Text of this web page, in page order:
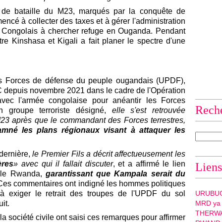
bataille du M23, marqués par la conquête de
à collecter des taxes et à gérer l'administration
à chercher refuge en Ouganda. Pendant
Kinshasa et Kigali a fait planer le spectre d'une
Forces de défense du peuple ougandais (UPDF),
novembre 2021 dans le cadre de l'Opération
l'armée congolaise pour anéantir les Forces
groupe terroriste désigné, elle s'est retrouvée
après que le commandant des Forces terrestres,
les plans régionaux visant à attaquer les
le Premier Fils a décrit affectueusement les
» avec qui il fallait discuter, et a affirmé le lien
Rwanda, garantissant que Kampala serait du
commentaires ont indigné les hommes politiques
exiger le retrait des troupes de l'UPDF du sol
société civile ont saisi ces remarques pour affirmer
Liens
MRD